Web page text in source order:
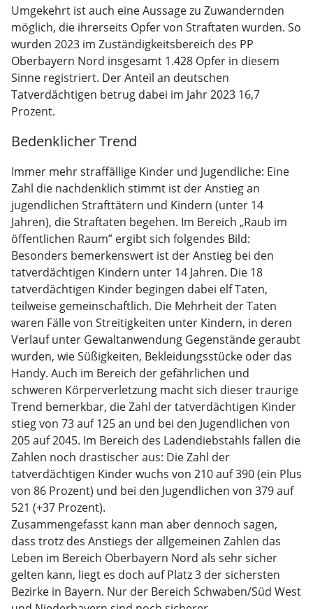
Umgekehrt ist auch eine Aussage zu Zuwandernden
möglich, die ihrerseits Opfer von Straftaten wurden. So
wurden 2023 im Zuständigkeitsbereich des PP
Oberbayern Nord insgesamt 1.428 Opfer in diesem
Sinne registriert. Der Anteil an deutschen
Tatverdächtigen betrug dabei im Jahr 2023 16,7
Prozent.
Bedenklicher Trend
Immer mehr straffällige Kinder und Jugendliche: Eine
Zahl die nachdenklich stimmt ist der Anstieg an
jugendlichen Strafttätern und Kindern (unter 14
Jahren), die Straftaten begehen. Im Bereich „Raub im
öffentlichen Raum” ergibt sich folgendes Bild:
Besonders bemerkenswert ist der Anstieg bei den
tatverdächtigen Kindern unter 14 Jahren. Die 18
tatverdächtigen Kinder begingen dabei elf Taten,
teilweise gemeinschaftlich. Die Mehrheit der Taten
waren Fälle von Streitigkeiten unter Kindern, in deren
Verlauf unter Gewaltanwendung Gegenstände geraubt
wurden, wie Süßigkeiten, Bekleidungsstücke oder das
Handy. Auch im Bereich der gefährlichen und
schweren Körperverletzung macht sich dieser traurige
Trend bemerkbar, die Zahl der tatverdächtigen Kinder
stieg von 73 auf 125 an und bei den Jugendlichen von
205 auf 2045. Im Bereich des Ladendiebstahls fallen die
Zahlen noch drastischer aus: Die Zahl der
tatverdächtigen Kinder wuchs von 210 auf 390 (ein Plus
von 86 Prozent) und bei den Jugendlichen von 379 auf
521 (+37 Prozent).
Zusammengefasst kann man aber dennoch sagen,
dass trotz des Anstiegs der allgemeinen Zahlen das
Leben im Bereich Oberbayern Nord als sehr sicher
gelten kann, liegt es doch auf Platz 3 der sichersten
Bezirke in Bayern. Nur der Bereich Schwaben/Süd West